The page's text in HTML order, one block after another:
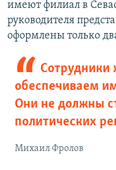
имеют филиал в
руководителя
оформлены только
обеспечиваем
Они не должны
политических
Михаил Фролов